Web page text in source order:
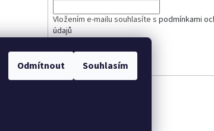
Odmítnout Souhlasím
Vložením e-mailu souhlasíte spodmínkami
údajů